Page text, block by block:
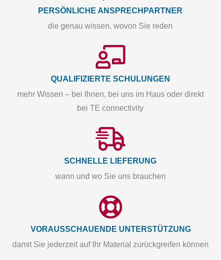
PERSÖNLICHE ANSPRECHPARTNER
die genau wissen, wovon Sie reden
QUALIFIZIERTE SCHULUNGEN
mehr Wissen – bei Ihnen, bei uns im Haus oder direkt
bei TE connectivity
SCHNELLE LIEFERUNG
wann und wo Sie uns brauchen
VORAUSSCHAUENDE UNTERSTÜTZUNG
damit Sie jederzeit auf Ihr Material zurückgreifen können